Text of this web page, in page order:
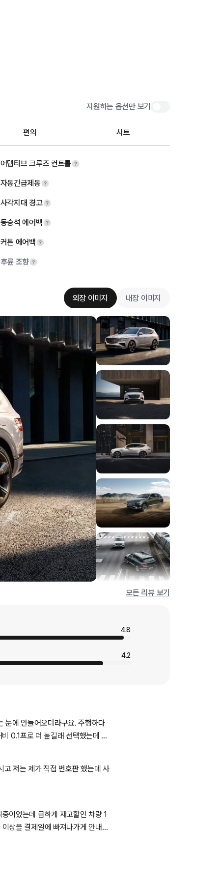
지원하는 옵션만 보기
편의 시트
어댑티브 크루즈 컨트롤
자동긴급제동
사각지대 경고
동승석 에어백
커튼 에어백
후륜 조향
외장 이미지 내장 이미지
모든 리뷰 보기
4.8
4.2
들어오더라구요. 주행하다
고 저는 제가 직접 번호판 했는데 사